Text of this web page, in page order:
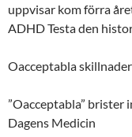
uppvisar kom förra
ADHD Testa den
Oacceptabla
”Oacceptabla” brister
Dagens Medicin